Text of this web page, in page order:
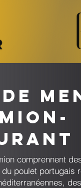
comprennent
poulet portugais
des